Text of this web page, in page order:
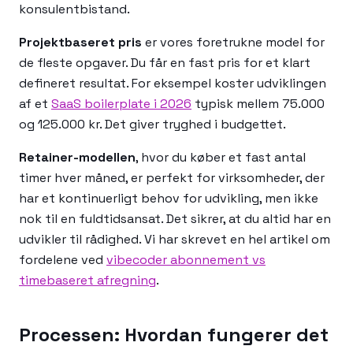
konsulentbistand.
Projektbaseret pris er vores foretrukne model for
de fleste opgaver. Du får en fast pris for et klart
defineret resultat. For eksempel koster udviklingen
af et SaaS boilerplate i 2026 typisk mellem 75.000
og 125.000 kr. Det giver tryghed i budgettet.
Retainer-modellen, hvor du køber et fast antal
timer hver måned, er perfekt for virksomheder, der
har et kontinuerligt behov for udvikling, men ikke
nok til en fuldtidsansat. Det sikrer, at du altid har en
udvikler til rådighed. Vi har skrevet en hel artikel om
fordelene ved vibecoder abonnement vs
timebaseret afregning.
Processen: Hvordan fungerer det